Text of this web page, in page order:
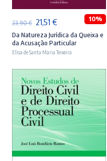
23,90€ O
preço
original
23,90 €.
21,51 €O
preço
atual
21,51 €.
10%
Da Natureza Jurídica da Queixa e
da Acusação Particular
Elisa de Santa Maria Teixeira